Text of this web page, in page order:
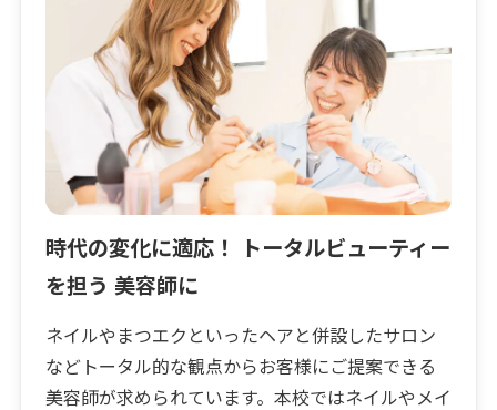
時代の変化に適応！ トータルビューティー
を担う 美容師に
ネイルやまつエクといったヘアと併設したサロン
などトータル的な観点からお客様にご提案できる
美容師が求められています。本校ではネイルやメイ